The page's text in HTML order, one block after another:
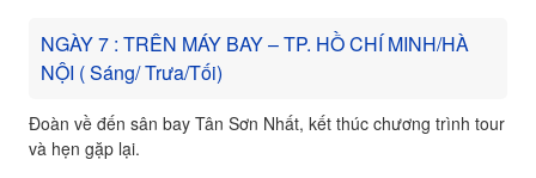
NGÀY 7 : TRÊN MÁY BAY – TP. HỒ CHÍ MINH/HÀ
NỘI ( Sáng/ Trưa/Tối)
Đoàn về đến sân bay Tân Sơn Nhất, kết thúc chương trình tour
và hẹn gặp lại.